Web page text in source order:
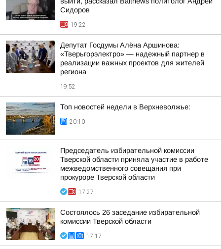
Сидоров
19:22
Депутат Госдумы Алёна Аршинова:
«Тверьгорэлектро» — надежный партнер в
реализации важных проектов для жителей
региона
19:52
Топ новостей недели в Верхневолжье:
20:10
Председатель избирательной комиссии
Тверской области приняла участие в работе
межведомственного совещания при
прокуроре Тверской области
17:27
Состоялось 26 заседание избирательной
комиссии Тверской области
17:17